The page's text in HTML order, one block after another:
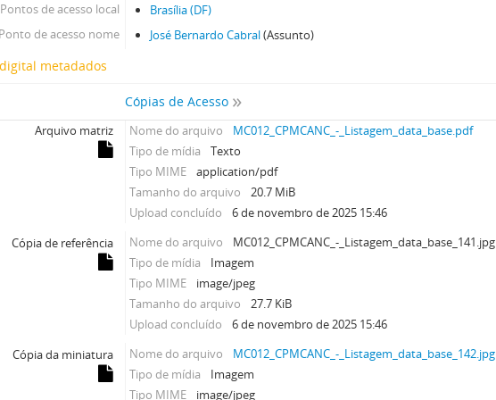
Pontos de acesso local
Brasília (DF)
Ponto de acesso nome
José Bernardo Cabral(Assunto)
metadados
Cópias de Acesso
Arquivo matriz Nome do arquivo
MC012_CPMCANC_-_Listagem_data_base.pdf
Tipo de mídia
Texto
Tipo MIME
application/pdf
Tamanho do arquivo
20.7 MiB
Upload concluído
6 de novembro de 2025 15:46
Cópia de referência
Nome do arquivo
MC012_CPMCANC_-_Listagem_data_base_141.jpg
Tipo de mídia
Imagem
Tipo MIME
image/jpeg
Tamanho do arquivo
27.7 KiB
Upload concluído
6 de novembro de 2025 15:46
Cópia da miniatura
Nome do arquivo
MC012_CPMCANC_-_Listagem_data_base_142.jpg
Tipo de mídia
Imagem
Tipo MIME
image/jpeg